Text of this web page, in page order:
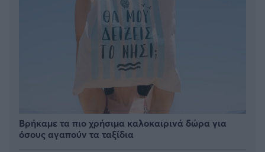
Βρήκαμε τα πιο χρήσιμα καλοκαιρινά δώρα για
όσους αγαπούν τα ταξίδια